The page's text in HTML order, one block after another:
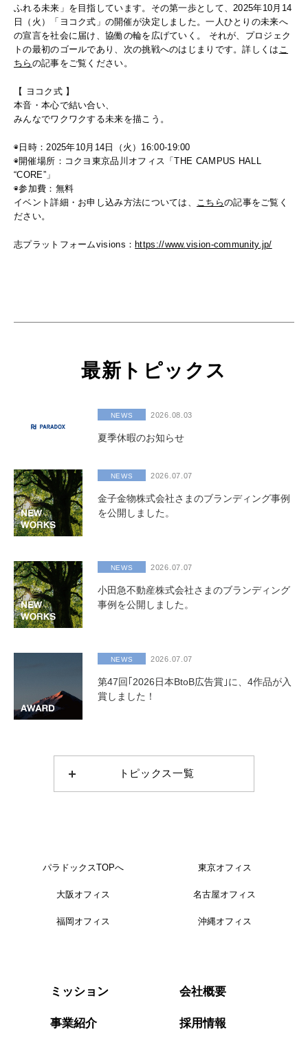
ふれる未来」を目指しています。その第一歩として、2025年10月14
日（火）「ヨコク式」の開催が決定しました。一人ひとりの未来へ
の宣言を社会に届け、協働の輪を広げていく。 それが、プロジェク
トの最初のゴールであり、次の挑戦へのはじまりです。詳しくは こ
ちら の記事をご覧ください。
【 ヨコク式 】
本音・本心で結い合い、
みんなでワクワクする未来を描こう。
◉日時：2025年10月14日（火）16:00-19:00
◉開催場所：コクヨ東京品川オフィス「THE CAMPUS HALL
“CORE”」
◉参加費：無料
イベント詳細・お申し込み方法については、
こちらの記事をご覧く
ださい。
志プラットフォームvisions：https://www.vision-community.jp/
最新トピックス
NEWS 2026.08.03
夏季休暇のお知らせ
NEWS 2026.07.07
金子金物株式会社さまのブランディング事例
を公開しました。
NEWS 2026.07.07
小田急不動産株式会社さまのブランディング
事例を公開しました。
NEWS 2026.07.07
第47回｢2026日本BtoB広告賞｣に、4作品が入
賞しました！
トピックス一覧
パラドックスTOPへ 東京オフィス
大阪オフィス 名古屋オフィス
福岡オフィス 沖縄オフィス
ミッション
事業紹介
会社概要
採用情報